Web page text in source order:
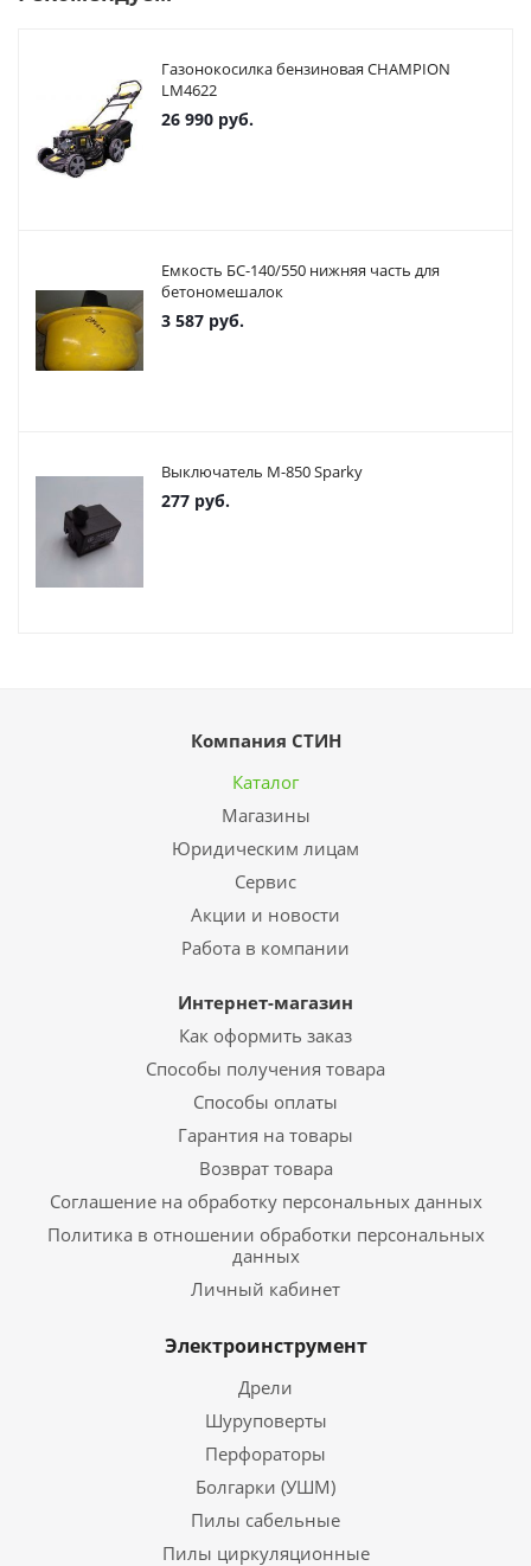
Газонокосилка бензиновая CHAMPION
LM4622
26 990 руб.
Емкость БС-140/550 нижняя часть для
бетономешалок
3 587 руб.
Выключатель М-850 Sparky
277 руб.
Компания СТИН
Каталог
Магазины
Юридическим лицам
Сервис
Акции и новости
Работа в компании
Интернет-магазин
Как оформить заказ
Способы получения товара
Способы оплаты
Гарантия на товары
Возврат товара
Соглашение на обработку персональных данных
Политика в отношении обработки персональных
данных
Личный кабинет
Электроинструмент
Дрели
Шуруповерты
Перфораторы
Болгарки (УШМ)
Пилы сабельные
Пилы циркуляционные